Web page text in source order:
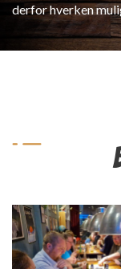
derfor hverken